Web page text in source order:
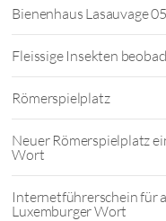
Bienenhaus Lasauvage
Fleissige Insekten
Römerspielplatz
Neuer Römerspielplatz
Wort
Internetführerschein für
Luxemburger Wort